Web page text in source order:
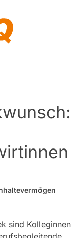
sind Kolleginnen